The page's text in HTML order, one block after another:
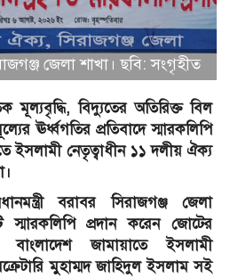
জেলা শাখা। ছবি: সংগৃহীত
মূল্যবৃদ্ধি, বিদ্যুতের অতিরিক্ত বিল
ঊর্ধ্বগতির প্রতিবাদে স্মারকলিপি
ইসলামী নেতৃত্বাধীন ১১ দলীয় ঐক্য
বরাবর সিরাজগঞ্জ জেলা
স্মারকলিপি প্রদান করেন জোটের
বাংলাদেশ জামায়াতে ইসলামী
মুহাম্মদ জাহিদুল ইসলাম সই